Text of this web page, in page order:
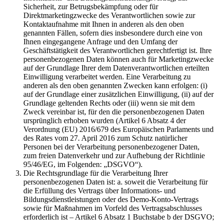
Sicherheit, zur Betrugsbekämpfung oder für
Direktmarketingzwecke des Verantwortlichen sowie zur
Kontaktaufnahme mit Ihnen in anderen als den oben
genannten Fällen, sofern dies insbesondere durch eine von
Ihnen eingegangene Anfrage und den Umfang der
Geschäftstätigkeit des Verantwortlichen gerechtfertigt ist. Ihre
personenbezogenen Daten können auch für Marketingzwecke
auf der Grundlage Ihrer dem Datenverantwortlichen erteilten
Einwilligung verarbeitet werden. Eine Verarbeitung zu
anderen als den oben genannten Zwecken kann erfolgen: (i)
auf der Grundlage einer zusätzlichen Einwilligung, (ii) auf der
Grundlage geltenden Rechts oder (iii) wenn sie mit dem
Zweck vereinbar ist, für den die personenbezogenen Daten
ursprünglich erhoben wurden (Artikel 6 Absatz 4 der
Verordnung (EU) 2016/679 des Europäischen Parlaments und
des Rates vom 27. April 2016 zum Schutz natürlicher
Personen bei der Verarbeitung personenbezogener Daten,
zum freien Datenverkehr und zur Aufhebung der Richtlinie
95/46/EG, im Folgenden: „DSGVO“).
Die Rechtsgrundlage für die Verarbeitung Ihrer
personenbezogenen Daten ist: a. soweit die Verarbeitung für
die Erfüllung des Vertrags über Informations- und
Bildungsdienstleistungen oder des Demo-Konto-Vertrags
sowie für Maßnahmen im Vorfeld des Vertragsabschlusses
erforderlich ist – Artikel 6 Absatz 1 Buchstabe b der DSGVO;